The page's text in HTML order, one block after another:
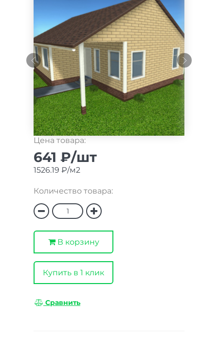
Цена товара:
641 ₽/шт
1526.19 ₽/м2
Количество товара:
В корзину
Купить в 1 клик
Сравнить